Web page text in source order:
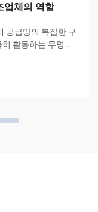
업체의 역할
공급망의 복잡한 구
활동하는 무명 영